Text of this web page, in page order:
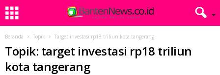
Beranda Topik Target investasi rp18 triliun kota tangerang
Topik: target investasi rp18 triliun
kota tangerang